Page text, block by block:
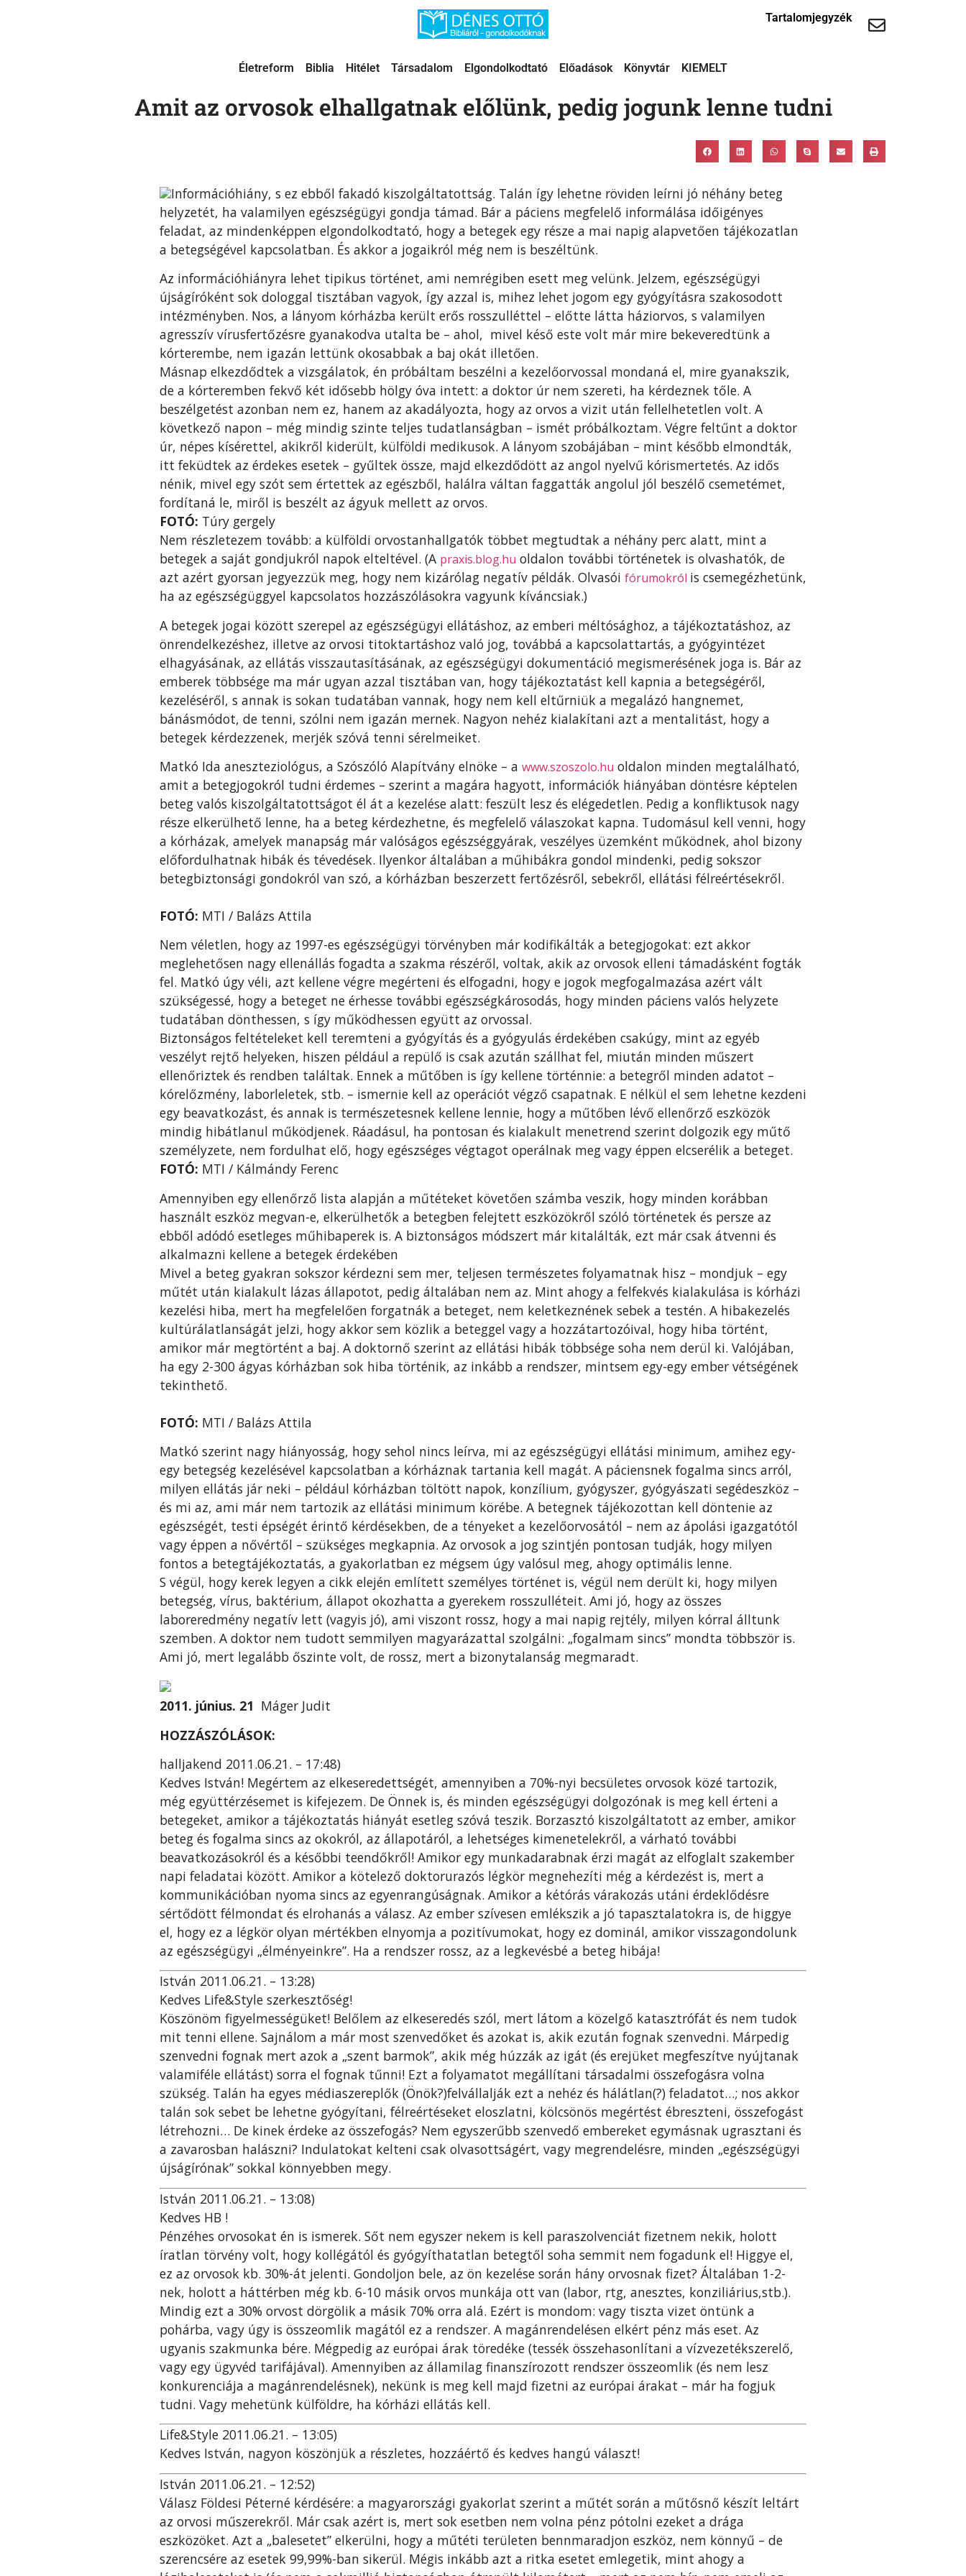
Tartalomjegyzék
Életreform Biblia Hitélet Társadalom Elgondolkodtató Előadások Könyvtár KIEMELT
Amit az orvosok elhallgatnak előlünk, pedig jogunk lenne tudni
Információhiány, s ez ebből fakadó kiszolgáltatottság. Talán így lehetne röviden leírni jó néhány beteg
helyzetét, ha valamilyen egészségügyi gondja támad. Bár a páciens megfelelő informálása időigényes
feladat, az mindenképpen elgondolkodtató, hogy a betegek egy része a mai napig alapvetően tájékozatlan
a betegségével kapcsolatban. És akkor a jogaikról még nem is beszéltünk.
Az információhiányra lehet tipikus történet, ami nemrégiben esett meg velünk. Jelzem, egészségügyi
újságíróként sok dologgal tisztában vagyok, így azzal is, mihez lehet jogom egy gyógyításra szakosodott
intézményben. Nos, a lányom kórházba került erős rosszulléttel – előtte látta háziorvos, s valamilyen
agresszív vírusfertőzésre gyanakodva utalta be – ahol, mivel késő este volt már mire bekeveredtünk a
kórterembe, nem igazán lettünk okosabbak a baj okát illetően.
Másnap elkezdődtek a vizsgálatok, én próbáltam beszélni a kezelőorvossal mondaná el, mire gyanakszik,
de a kórteremben fekvő két idősebb hölgy óva intett: a doktor úr nem szereti, ha kérdeznek tőle. A
beszélgetést azonban nem ez, hanem az akadályozta, hogy az orvos a vizit után fellelhetetlen volt. A
következő napon – még mindig szinte teljes tudatlanságban – ismét próbálkoztam. Végre feltűnt a doktor
úr, népes kísérettel, akikről kiderült, külföldi medikusok. A lányom szobájában – mint később elmondták,
itt feküdtek az érdekes esetek – gyűltek össze, majd elkezdődött az angol nyelvű kórismertetés. Az idős
nénik, mivel egy szót sem értettek az egészből, halálra váltan faggatták angolul jól beszélő csemetémet,
fordítaná le, miről is beszélt az ágyuk mellett az orvos.
FOTÓ: Túry gergely
Nem részletezem tovább: a külföldi orvostanhallgatók többet megtudtak a néhány perc alatt, mint a
betegek a saját gondjukról napok elteltével. (A praxis.blog.hu oldalon további történetek is olvashatók, de
azt azért gyorsan jegyezzük meg, hogy nem kizárólag negatív példák. Olvasói fórumokról is csemegézhetünk,
ha az egészségüggyel kapcsolatos hozzászólásokra vagyunk kíváncsiak.)
A betegek jogai között szerepel az egészségügyi ellátáshoz, az emberi méltósághoz, a tájékoztatáshoz, az
önrendelkezéshez, illetve az orvosi titoktartáshoz való jog, továbbá a kapcsolattartás, a gyógyintézet
elhagyásának, az ellátás visszautasításának, az egészségügyi dokumentáció megismerésének joga is. Bár az
emberek többsége ma már ugyan azzal tisztában van, hogy tájékoztatást kell kapnia a betegségéről,
kezeléséről, s annak is sokan tudatában vannak, hogy nem kell eltűrniük a megalázó hangnemet,
bánásmódot, de tenni, szólni nem igazán mernek. Nagyon nehéz kialakítani azt a mentalitást, hogy a
betegek kérdezzenek, merjék szóvá tenni sérelmeiket.
Matkó Ida aneszteziológus, a Szószóló Alapítvány elnöke – a www.szoszolo.hu oldalon minden megtalálható,
amit a betegjogokról tudni érdemes – szerint a magára hagyott, információk hiányában döntésre képtelen
beteg valós kiszolgáltatottságot él át a kezelése alatt: feszült lesz és elégedetlen. Pedig a konfliktusok nagy
része elkerülhető lenne, ha a beteg kérdezhetne, és megfelelő válaszokat kapna. Tudomásul kell venni, hogy
a kórházak, amelyek manapság már valóságos egészséggyárak, veszélyes üzemként működnek, ahol bizony
előfordulhatnak hibák és tévedések. Ilyenkor általában a műhibákra gondol mindenki, pedig sokszor
betegbiztonsági gondokról van szó, a kórházban beszerzett fertőzésről, sebekről, ellátási félreértésekről.
FOTÓ: MTI / Balázs Attila
Nem véletlen, hogy az 1997-es egészségügyi törvényben már kodifikálták a betegjogokat: ezt akkor
meglehetősen nagy ellenállás fogadta a szakma részéről, voltak, akik az orvosok elleni támadásként fogták
fel. Matkó úgy véli, azt kellene végre megérteni és elfogadni, hogy e jogok megfogalmazása azért vált
szükségessé, hogy a beteget ne érhesse további egészségkárosodás, hogy minden páciens valós helyzete
tudatában dönthessen, s így működhessen együtt az orvossal.
Biztonságos feltételeket kell teremteni a gyógyítás és a gyógyulás érdekében csakúgy, mint az egyéb
veszélyt rejtő helyeken, hiszen például a repülő is csak azután szállhat fel, miután minden műszert
ellenőriztek és rendben találtak. Ennek a műtőben is így kellene történnie: a betegről minden adatot –
kórelőzmény, laborleletek, stb. – ismernie kell az operációt végző csapatnak. E nélkül el sem lehetne kezdeni
egy beavatkozást, és annak is természetesnek kellene lennie, hogy a műtőben lévő ellenőrző eszközök
mindig hibátlanul működjenek. Ráadásul, ha pontosan és kialakult menetrend szerint dolgozik egy műtő
személyzete, nem fordulhat elő, hogy egészséges végtagot operálnak meg vagy éppen elcserélik a beteget.
FOTÓ: MTI / Kálmándy Ferenc
Amennyiben egy ellenőrző lista alapján a műtéteket követően számba veszik, hogy minden korábban
használt eszköz megvan-e, elkerülhetők a betegben felejtett eszközökről szóló történetek és persze az
ebből adódó esetleges műhibaperek is. A biztonságos módszert már kitalálták, ezt már csak átvenni és
alkalmazni kellene a betegek érdekében
Mivel a beteg gyakran sokszor kérdezni sem mer, teljesen természetes folyamatnak hisz – mondjuk – egy
műtét után kialakult lázas állapotot, pedig általában nem az. Mint ahogy a felfekvés kialakulása is kórházi
kezelési hiba, mert ha megfelelően forgatnák a beteget, nem keletkeznének sebek a testén. A hibakezelés
kultúrálatlanságát jelzi, hogy akkor sem közlik a beteggel vagy a hozzátartozóival, hogy hiba történt,
amikor már megtörtént a baj. A doktornő szerint az ellátási hibák többsége soha nem derül ki. Valójában,
ha egy 2-300 ágyas kórházban sok hiba történik, az inkább a rendszer, mintsem egy-egy ember vétségének
tekinthető.
FOTÓ: MTI / Balázs Attila
Matkó szerint nagy hiányosság, hogy sehol nincs leírva, mi az egészségügyi ellátási minimum, amihez egy-
egy betegség kezelésével kapcsolatban a kórháznak tartania kell magát. A páciensnek fogalma sincs arról,
milyen ellátás jár neki – például kórházban töltött napok, konzílium, gyógyszer, gyógyászati segédeszköz –
és mi az, ami már nem tartozik az ellátási minimum körébe. A betegnek tájékozottan kell döntenie az
egészségét, testi épségét érintő kérdésekben, de a tényeket a kezelőorvosától – nem az ápolási igazgatótól
vagy éppen a nővértől – szükséges megkapnia. Az orvosok a jog szintjén pontosan tudják, hogy milyen
fontos a betegtájékoztatás, a gyakorlatban ez mégsem úgy valósul meg, ahogy optimális lenne.
S végül, hogy kerek legyen a cikk elején említett személyes történet is, végül nem derült ki, hogy milyen
betegség, vírus, baktérium, állapot okozhatta a gyerekem rosszulléteit. Ami jó, hogy az összes
laboreredmény negatív lett (vagyis jó), ami viszont rossz, hogy a mai napig rejtély, milyen kórral álltunk
szemben. A doktor nem tudott semmilyen magyarázattal szolgálni: „fogalmam sincs” mondta többször is.
Ami jó, mert legalább őszinte volt, de rossz, mert a bizonytalanság megmaradt.
2011. június. 21 Máger Judit
HOZZÁSZÓLÁSOK:
halljakend 2011.06.21. – 17:48)
Kedves István! Megértem az elkeseredettségét, amennyiben a 70%-nyi becsületes orvosok közé tartozik,
még együttérzésemet is kifejezem. De Önnek is, és minden egészségügyi dolgozónak is meg kell érteni a
betegeket, amikor a tájékoztatás hiányát esetleg szóvá teszik. Borzasztó kiszolgáltatott az ember, amikor
beteg és fogalma sincs az okokról, az állapotáról, a lehetséges kimenetelekről, a várható további
beavatkozásokról és a későbbi teendőkről! Amikor egy munkadarabnak érzi magát az elfoglalt szakember
napi feladatai között. Amikor a kötelező doktorurazós légkör megnehezíti még a kérdezést is, mert a
kommunikációban nyoma sincs az egyenrangúságnak. Amikor a kétórás várakozás utáni érdeklődésre
sértődött félmondat és elrohanás a válasz. Az ember szívesen emlékszik a jó tapasztalatokra is, de higgye
el, hogy ez a légkör olyan mértékben elnyomja a pozitívumokat, hogy ez dominál, amikor visszagondolunk
az egészségügyi „élményeinkre”. Ha a rendszer rossz, az a legkevésbé a beteg hibája!
István 2011.06.21. – 13:28)
Kedves Life&Style szerkesztőség!
Köszönöm figyelmességüket! Belőlem az elkeseredés szól, mert látom a közelgő katasztrófát és nem tudok
mit tenni ellene. Sajnálom a már most szenvedőket és azokat is, akik ezután fognak szenvedni. Márpedig
szenvedni fognak mert azok a „szent barmok”, akik még húzzák az igát (és erejüket megfeszítve nyújtanak
valamiféle ellátást) sorra el fognak tűnni! Ezt a folyamatot megállítani társadalmi összefogásra volna
szükség. Talán ha egyes médiaszereplők (Önök?)felvállalják ezt a nehéz és hálátlan(?) feladatot…; nos akkor
talán sok sebet be lehetne gyógyítani, félreértéseket eloszlatni, kölcsönös megértést ébreszteni, összefogást
létrehozni… De kinek érdeke az összefogás? Nem egyszerűbb szenvedő embereket egymásnak ugrasztani és
a zavarosban halászni? Indulatokat kelteni csak olvasottságért, vagy megrendelésre, minden „egészségügyi
újságírónak” sokkal könnyebben megy.
István 2011.06.21. – 13:08)
Kedves HB !
Pénzéhes orvosokat én is ismerek. Sőt nem egyszer nekem is kell paraszolvenciát fizetnem nekik, holott
íratlan törvény volt, hogy kollégától és gyógyíthatatlan betegtől soha semmit nem fogadunk el! Higgye el,
ez az orvosok kb. 30%-át jelenti. Gondoljon bele, az ön kezelése során hány orvosnak fizet? Általában 1-2-
nek, holott a háttérben még kb. 6-10 másik orvos munkája ott van (labor, rtg, anesztes, konziliárius,stb.).
Mindig ezt a 30% orvost dörgölik a másik 70% orra alá. Ezért is mondom: vagy tiszta vizet öntünk a
pohárba, vagy úgy is összeomlik magától ez a rendszer. A magánrendelésen elkért pénz más eset. Az
ugyanis szakmunka bére. Mégpedig az európai árak töredéke (tessék összehasonlítani a vízvezetékszerelő,
vagy egy ügyvéd tarifájával). Amennyiben az államilag finanszírozott rendszer összeomlik (és nem lesz
konkurenciája a magánrendelésnek), nekünk is meg kell majd fizetni az európai árakat – már ha fogjuk
tudni. Vagy mehetünk külföldre, ha kórházi ellátás kell.
Life&Style 2011.06.21. – 13:05)
Kedves István, nagyon köszönjük a részletes, hozzáértő és kedves hangú választ!
István 2011.06.21. – 12:52)
Válasz Földesi Péterné kérdésére: a magyarországi gyakorlat szerint a műtét során a műtősnő készít leltárt
az orvosi műszerekről. Már csak azért is, mert sok esetben nem volna pénz pótolni ezeket a drága
eszközöket. Azt a „balesetet” elkerülni, hogy a műtéti területen bennmaradjon eszköz, nem könnyű – de
szerencsére az esetek 99,99%-ban sikerül. Mégis inkább azt a ritka esetet emlegetik, mint ahogy a